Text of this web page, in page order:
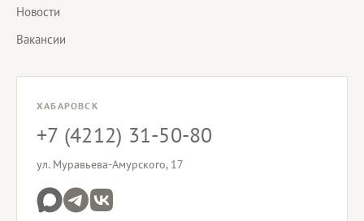
Новости
Вакансии
ХАБАРОВСК
+7 (4212) 31-50-80
ул. Муравьева-Амурского, 17